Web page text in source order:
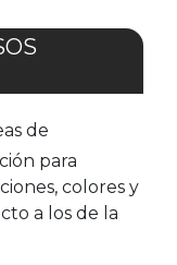
de
para
colores y
a los de la